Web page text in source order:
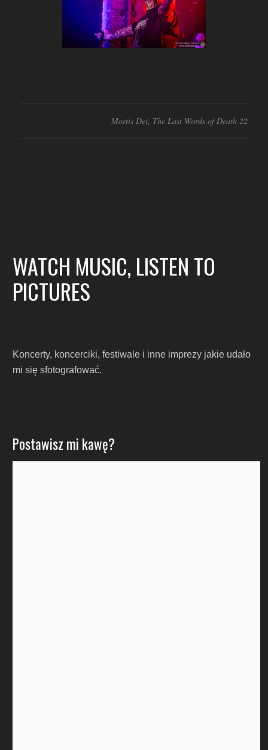
Mortis Dei, The Last Words of Death 22
WATCH MUSIC, LISTEN TO
PICTURES
Koncerty, koncerciki, festiwale i inne imprezy jakie udało
mi się sfotografować.
Postawisz mi kawę?